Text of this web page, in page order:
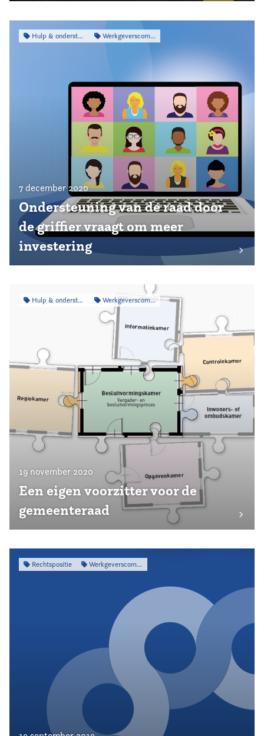
Hulp & ondersteuning Werkgeverscommissie
7 december 2020
Ondersteuning van de raad door
de griffier vraagt om meer
investering
Hulp & ondersteuning Werkgeverscommissie
19 november 2020
Een eigen voorzitter voor de
gemeenteraad
Rechtspositie Werkgeverscommissie